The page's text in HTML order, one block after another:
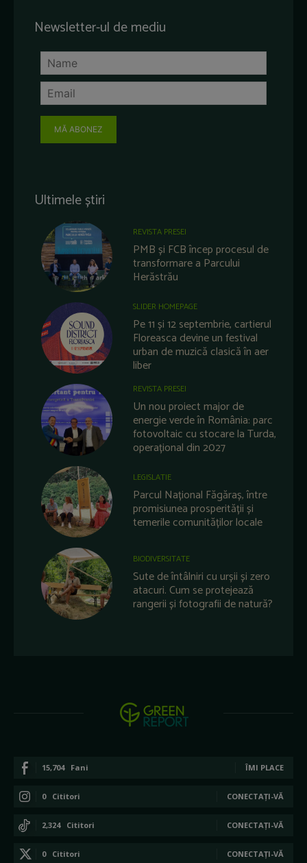
Newsletter-ul de mediu
MĂ ABONEZ
Ultimele știri
REVISTA PRESEI
PMB și FCB încep procesul de
transformare a Parcului
Herăstrău
SLIDER HOMEPAGE
Pe 11 și 12 septembrie, cartierul
Floreasca devine un festival
urban de muzică clasică în aer
liber
REVISTA PRESEI
Un nou proiect major de
energie verde în România: parc
fotovoltaic cu stocare la Turda,
operațional din 2027
LEGISLATIE
Parcul Național Făgăraș, între
promisiunea prosperității și
temerile comunităților locale
BIODIVERSITATE
Sute de întâlniri cu urșii și zero
atacuri. Cum se protejează
rangerii și fotografii de natură?
15,704 Fani ÎMI PLACE
0 Cititori CONECTAȚI-VĂ
2,324 Cititori CONECTAȚI-VĂ
0 Cititori CONECTAȚI-VĂ